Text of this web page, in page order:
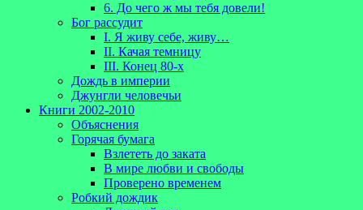
6. До чего ж мы тебя довели!
Бог рассудит
I. Я живу себе, живу…
II. Качая темницу
III. Конец 80-х
Дождь в империи
Джунгли человечьи
Книги 2002-2010
Объяснения
Горячая бумага
Взлететь до заката
В мире любви и свободы
Проверено временем
Робкий дождик